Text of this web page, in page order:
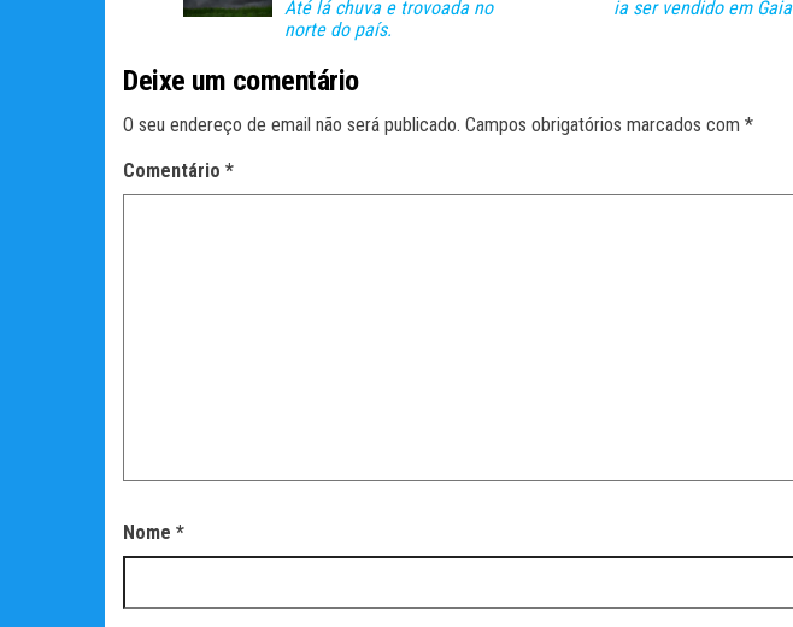
Até lá chuva e trovoada no
norte do país.
ia ser vendido em Gaia
Deixe um comentário
O seu endereço de email não será publicado. Campos obrigatórios marcados com *
Comentário *
Nome *